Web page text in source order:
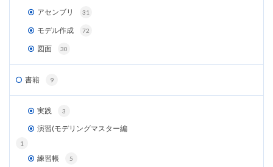
アセンブリ 31
モデル作成 72
図面 30
書籍 9
実践 3
演習(モデリングマスター編
1
練習帳 5